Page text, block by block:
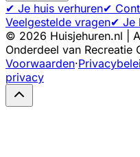
✔ Je huis verhuren✔
Veelgestelde vragen✔ Je
© 2026 Huisjehuren.nl |
Onderdeel van Recreatie
Voorwaarden·
privacy